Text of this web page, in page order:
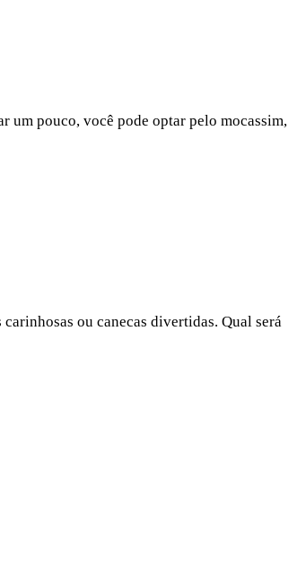
um pouco, você pode optar pelo mocassim,
ou canecas divertidas. Qual será